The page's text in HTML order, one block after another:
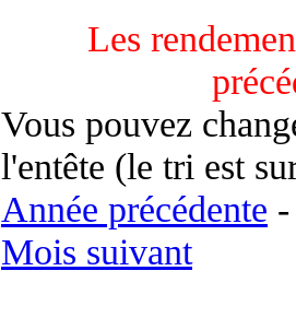
Les
Vous pouvez
l'entête (le tri est
Année précédente -
Mois suivant